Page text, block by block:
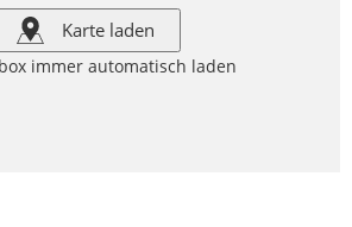
Karte laden
immer automatisch laden